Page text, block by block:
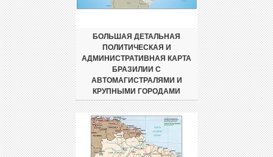
БОЛЬШАЯ ДЕТАЛЬНАЯ
ПОЛИТИЧЕСКАЯ И
АДМИНИСТРАТИВНАЯ КАРТА
БРАЗИЛИИ С
АВТОМАГИСТРАЛЯМИ И
КРУПНЫМИ ГОРОДАМИ